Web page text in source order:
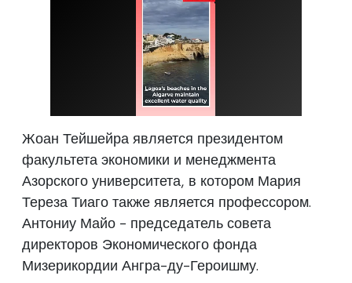
Жоан Тейшейра является президентом
факультета экономики и менеджмента
Азорского университета, в котором Мария
Тереза Тиаго также является профессором.
Антониу Майо - председатель совета
директоров Экономического фонда
Мизерикордии Ангра-ду-Героишму.